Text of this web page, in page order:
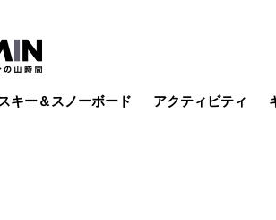
スキー＆スノーボード アクティビティ